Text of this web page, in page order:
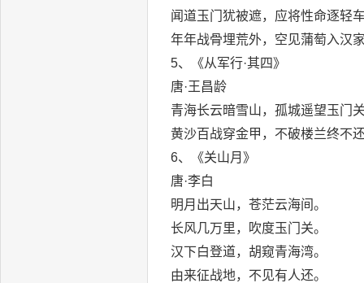
闻道玉门犹被遮，应将性命逐轻车
年年战骨埋荒外，空见蒲萄入汉家
5、《从军行·其四》
唐·王昌龄
青海长云暗雪山，孤城遥望玉门关
黄沙百战穿金甲，不破楼兰终不还
6、《关山月》
唐·李白
明月出天山，苍茫云海间。
长风几万里，吹度玉门关。
汉下白登道，胡窥青海湾。
由来征战地，不见有人还。